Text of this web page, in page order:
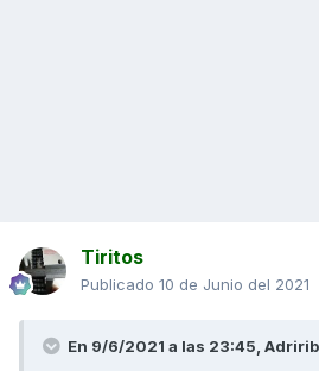
Tiritos
Publicado 10 de Junio del 2021
En 9/6/2021 a las 23:45,